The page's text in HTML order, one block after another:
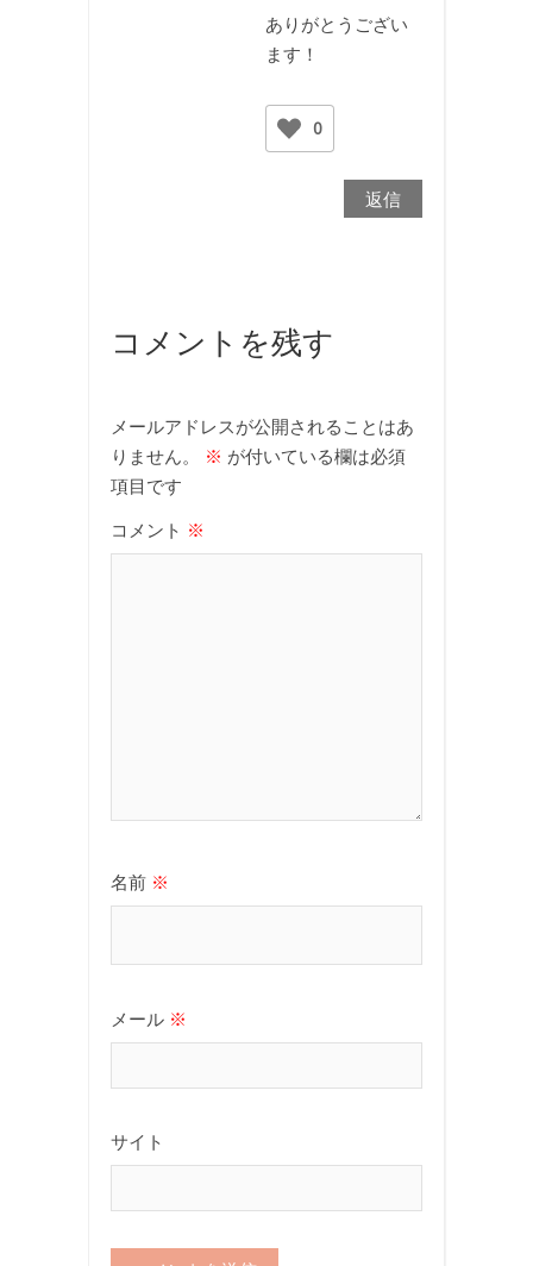
ありがとうござい
ます！
0
返信
コメントを残す
メールアドレスが公開されることはあ
りません。
※ が付いている欄は必須
項目です
コメント ※
名前 ※
メール ※
サイト